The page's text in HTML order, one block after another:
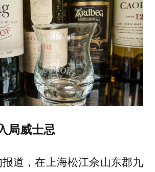
局威士忌
道，在上海松江佘山东郡九